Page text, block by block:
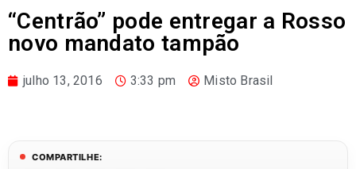
“Centrão” pode entregar a Rosso
novo mandato tampão
julho 13, 2016 3:33 pm Misto Brasil
COMPARTILHE: